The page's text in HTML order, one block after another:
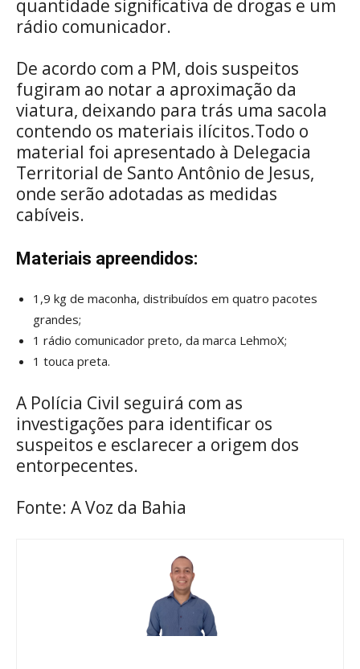
quantidade significativa de drogas e um
rádio comunicador.
De acordo com a PM, dois suspeitos
fugiram ao notar a aproximação da
viatura, deixando para trás uma sacola
contendo os materiais ilícitos.Todo o
material foi apresentado à Delegacia
Territorial de Santo Antônio de Jesus,
onde serão adotadas as medidas
cabíveis.
Materiais apreendidos:
1,9 kg de maconha, distribuídos em quatro pacotes
grandes;
1 rádio comunicador preto, da marca LehmoX;
1 touca preta.
A Polícia Civil seguirá com as
investigações para identificar os
suspeitos e esclarecer a origem dos
entorpecentes.
Fonte: A Voz da Bahia